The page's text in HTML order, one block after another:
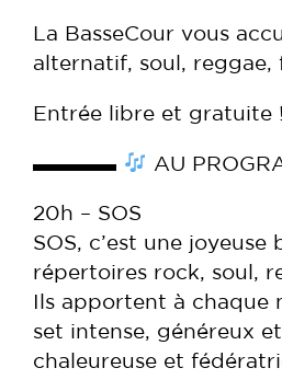
La BasseCour vous
alternatif, soul,
Entrée libre et gratuite !
▬▬▬▬ AU
20h – SOS
SOS, c’est une
répertoires rock, soul,
Ils apportent à chaque
set intense, généreux
chaleureuse et